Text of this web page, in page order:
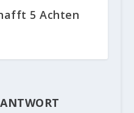
5 Achten